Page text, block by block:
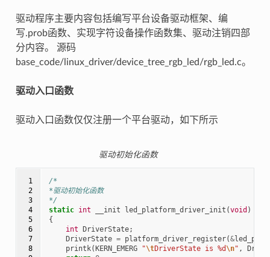
驱动程序主要内容包括编写平台设备驱动框架、编
写.prob函数、实现字符设备操作函数集、驱动注销四部
分内容。 源码
base_code/linux_driver/device_tree_rgb_led/rgb_led.c。
驱动入口函数
驱动入口函数仅仅注册一个平台驱动，如下所示
驱动初始化函数
1
2
3
4
5
6
7
8
/*
*驱动初始化函数
*/
static int __init led_platform_driver_init (void )
{
int
DriverState;
DriverState = platform_driver_register(&
printk( KERN_EMERG "\tDriverState is %d\n" ,